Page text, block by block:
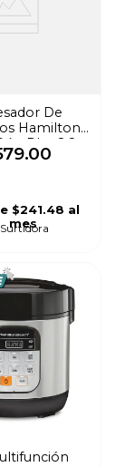
De
Hamilton
Plus 2.8
70580
.00
$241.48 al
mes